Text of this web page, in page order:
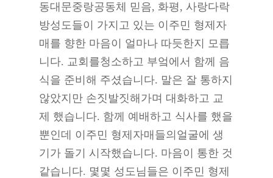
동대문중랑공동체 믿음, 화평, 사랑다락
방성도들이 가지고 있는 이주민 형제자
매를 향한 마음이 얼마나 따듯한지 모릅
니다. 교회를청소하고 부엌에서 함께 음
식을 준비해 주셨습니다. 말은 잘 통하지
않았지만 손짓발짓해가며 대화하고 교
제 했습니다. 함께 예배하고 식사를 했을
뿐인데 이주민 형제자매들의얼굴에 생
기가 돌기 시작했습니다. 마음이 통한 것
같습니다. 몇몇 성도님들은 이주민 형제